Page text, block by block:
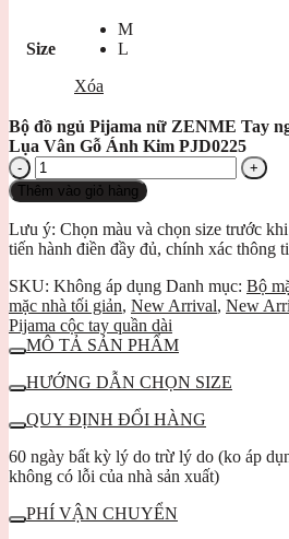
Size
M
L
Xóa
Bộ đồ ngủ Pijama nữ ZENME Tay
Lụa Vân Gỗ Ánh Kim PJD0225
Bộ
đồ
ngủ
Pijama
nữ
Tay
ngắn
Quần
Dài
Hè
Vân
Ánh
Kim
PJD0225
số
Thêm vào giỏ hàng
Lưu ý: Chọn màu và chọn size trước
tiến hành điền đầy đủ, chính xác thông
SKU: Không áp dụng Danh mục: Bộ
mặc nhà tối giản, New Arrival, New
Pijama cộc tay quần dài
MÔ TẢ SẢN PHẨM
HƯỚNG DẪN CHỌN SIZE
QUY ĐỊNH ĐỔI HÀNG
60 ngày bất kỳ lý do trừ lý do (ko áp
không có lỗi của nhà sản xuất)
PHÍ VẬN CHUYỂN